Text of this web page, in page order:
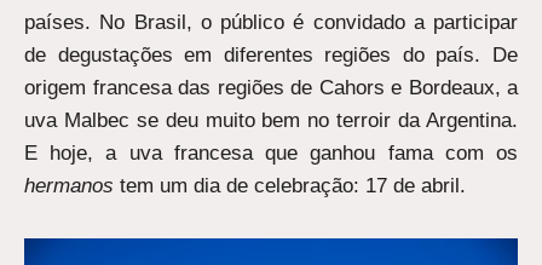
países. No Brasil, o público é convidado a participar
de degustações em diferentes regiões do país. De
origem francesa das regiões de Cahors e Bordeaux, a
uva Malbec se deu muito bem no terroir da Argentina.
E hoje, a uva francesa que ganhou fama com os
hermanos tem um dia de celebração: 17 de abril.